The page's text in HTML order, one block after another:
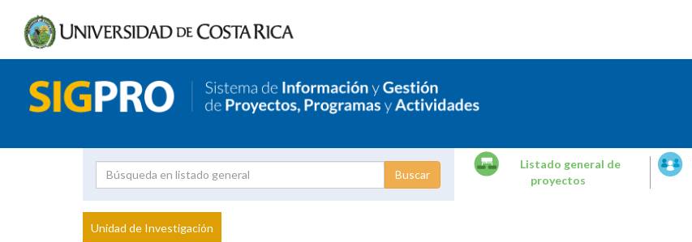
Proyecto
Investigador
Listado general de
proyectos
Unidad de Investigación